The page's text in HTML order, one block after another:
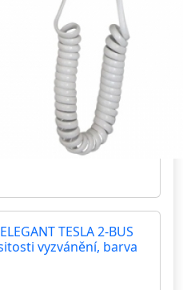
TESLA 2-BUS
vyzvánění, barva